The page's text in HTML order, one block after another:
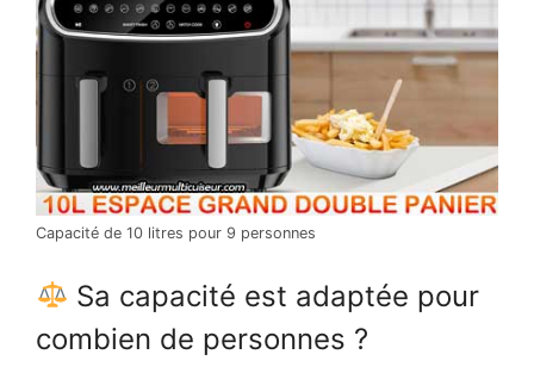
Capacité de 10 litres pour 9 personnes
Sa capacité est adaptée pour
combien de personnes ?